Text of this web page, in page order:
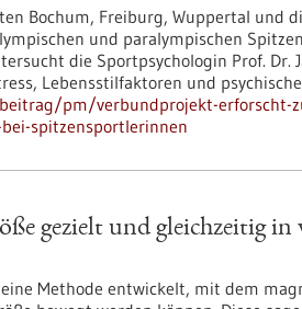
Bochum, Freiburg, Wuppertal und
und paralympischen
die Sportpsychologin Prof. Dr.
Lebensstilfaktoren und
pm/verbundprojekt-erforscht-
spitzensportlerinnen
gezielt und gleichzeitig in
Methode entwickelt, mit dem